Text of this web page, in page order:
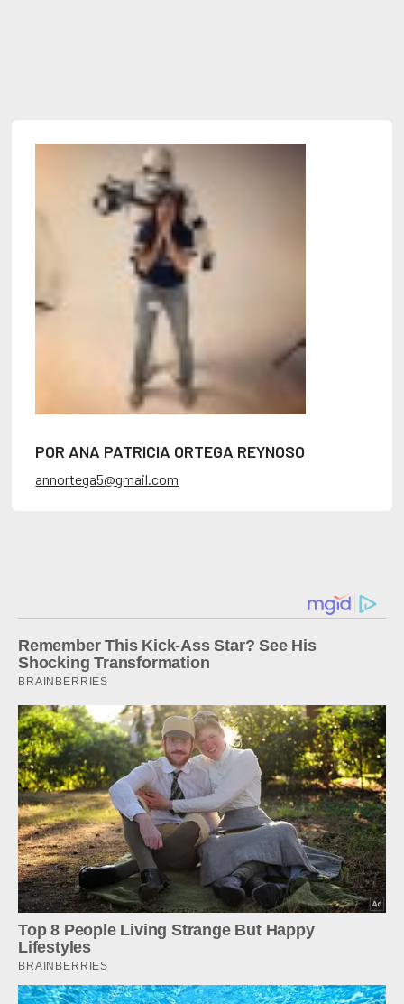
POR ANA PATRICIA ORTEGA REYNOSO
annortega5@gmail.com